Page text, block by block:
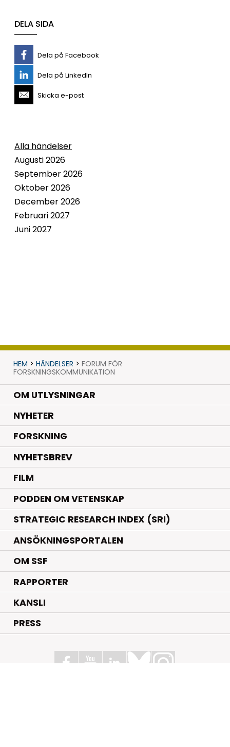
DELA SIDA
Dela på Facebook
Dela på LinkedIn
Skicka e-post
Alla händelser
Augusti 2026
September 2026
Oktober 2026
December 2026
Februari 2027
Juni 2027
HEM > HÄNDELSER > FORUM FÖR
FORSKNINGSKOMMUNIKATION
OM UTLYSNINGAR
NYHETER.
FORSKNING.
NYHETSBREV
FILM
PODDEN OM VETENSKAP
STRATEGIC RESEARCH INDEX (SRI)
ANSÖKNINGSPORTALEN
OM SSF
RAPPORTER
KANSLI
PRESS